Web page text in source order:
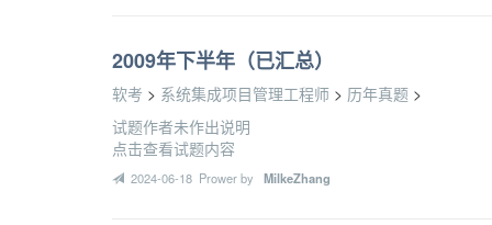
2009年下半年（已汇总）
软考 > 系统集成项目管理工程师 > 历年真题 >
试题作者未作出说明
点击查看试题内容
2024-06-18 Prower by MilkeZhang